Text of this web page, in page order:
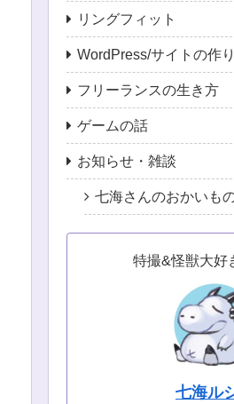
リングフィット
WordPress/サイトの作
フリーランスの生き方
ゲームの話
お知らせ・雑談
七海さんのおかいも
特撮&怪獣大好
七海ル